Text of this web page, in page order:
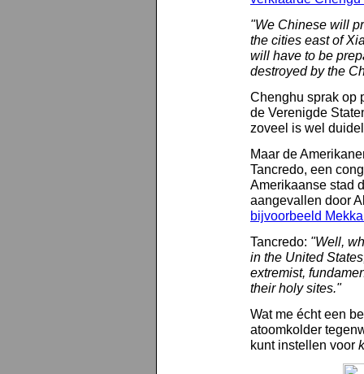
"We Chinese will
the cities east of
will have to be
destroyed by the
Chenghu sprak op
de Verenigde
zoveel is wel
Maar de
Tancredo, een
Amerikaanse stad
aangevallen door
bijvoorbeeld
Tancredo: "Well,
in the United
extremist,
their holy sites."
Wat me écht een
atoomkolder
kunt instellen voor